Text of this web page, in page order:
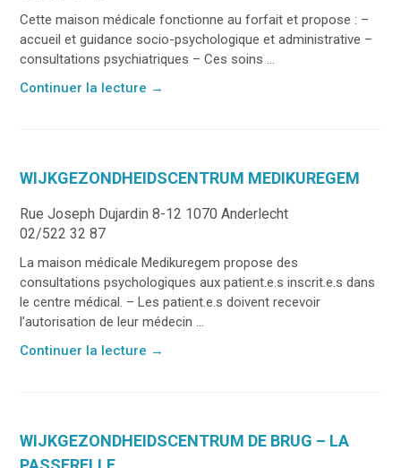
Cette maison médicale fonctionne au forfait et propose : –
accueil et guidance socio-psychologique et administrative –
consultations psychiatriques – Ces soins ...
Continuer la lecture →
WIJKGEZONDHEIDSCENTRUM MEDIKUREGEM
Rue Joseph Dujardin 8-12 1070 Anderlecht
02/522 32 87
La maison médicale Medikuregem propose des
consultations psychologiques aux patient.e.s inscrit.e.s dans
le centre médical. – Les patient.e.s doivent recevoir
l’autorisation de leur médecin ...
Continuer la lecture →
WIJKGEZONDHEIDSCENTRUM DE BRUG – LA